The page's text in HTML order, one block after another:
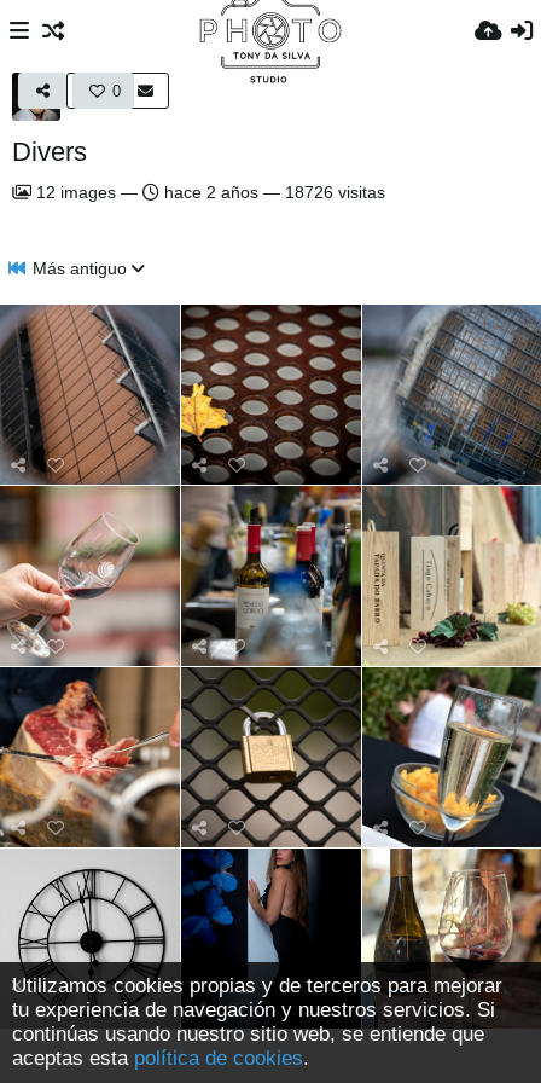
0
Divers
12 images — hace 2 años — 18726 visitas
Más antiguo
Utilizamos cookies propias y de terceros para mejorar
tu experiencia de navegación y nuestros servicios. Si
continúas usando nuestro sitio web, se entiende que
aceptas esta política de cookies.